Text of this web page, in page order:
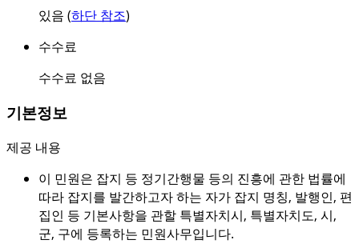
있음 (하단 참조)
수수료
수수료 없음
기본정보
제공 내용
이 민원은 잡지 등 정기간행물 등의 진흥에 관한 법률에
따라 잡지를 발간하고자 하는 자가 잡지 명칭, 발행인, 편
집인 등 기본사항을 관할 특별자치시, 특별자치도, 시,
군, 구에 등록하는 민원사무입니다.